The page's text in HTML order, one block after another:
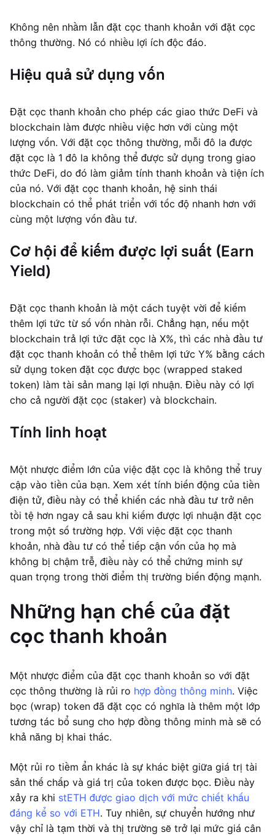
Không nên nhầm lẫn đặt cọc thanh khoản với đặt cọc
thông thường. Nó có nhiều lợi ích độc đáo.
Hiệu quả sử dụng vốn
Đặt cọc thanh khoản cho phép các giao thức DeFi và
blockchain làm được nhiều việc hơn với cùng một
lượng vốn. Với đặt cọc thông thường, mỗi đô la được
đặt cọc là 1 đô la không thể được sử dụng trong giao
thức DeFi, do đó làm giảm tính thanh khoản và tiện ích
của nó. Với đặt cọc thanh khoản, hệ sinh thái
blockchain có thể phát triển với tốc độ nhanh hơn với
cùng một lượng vốn đầu tư.
Cơ hội để kiếm được lợi suất (Earn
Yield)
Đặt cọc thanh khoản là một cách tuyệt vời để kiếm
thêm lợi tức từ số vốn nhàn rỗi. Chẳng hạn, nếu một
blockchain trả lợi tức đặt cọc là X%, thì các nhà đầu tư
đặt cọc thanh khoản có thể thêm lợi tức Y% bằng cách
sử dụng token đặt cọc được bọc (wrapped staked
token) làm tài sản mang lại lợi nhuận. Điều này có lợi
cho cả người đặt cọc (staker) và blockchain.
Tính linh hoạt
Một nhược điểm lớn của việc đặt cọc là không thể truy
cập vào tiền của bạn. Xem xét tính biến động của tiền
điện tử, điều này có thể khiến các nhà đầu tư trở nên
tồi tệ hơn ngay cả sau khi kiếm được lợi nhuận đặt cọc
trong một số trường hợp. Với việc đặt cọc thanh
khoản, nhà đầu tư có thể tiếp cận vốn của họ mà
không bị chậm trễ, điều này có thể chứng minh sự
quan trọng trong thời điểm thị trường biến động mạnh.
Những hạn chế của đặt
cọc thanh khoản
Một nhược điểm của đặt cọc thanh khoản so với đặt
cọc thông thường là rủi ro hợp đồng thông minh. Việc
bọc (wrap) token đã đặt cọc có nghĩa là thêm một lớp
tương tác bổ sung cho hợp đồng thông minh mà sẽ có
khả năng bị khai thác.
Một rủi ro tiềm ẩn khác là sự khác biệt giữa giá trị tài
sản thế chấp và giá trị của token được bọc. Điều này
xảy ra khi stETH được giao dịch với mức chiết khấu
đáng kể so với ETH. Tuy nhiên, sự chuyển hướng như
vậy chỉ là tạm thời và thị trường sẽ trở lại mức giá cân